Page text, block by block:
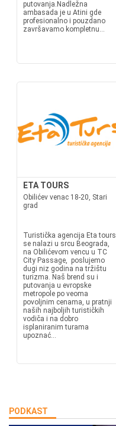
putovanja.Nadležna
ambasada je u Atini gde
profesionalno i pouzdano
završavamo kompletnu...
ETA TOURS
Obilićev venac 18-20, Stari
grad
Turistička agencija Eta tours
se nalazi u srcu Beograda,
na Obilićevom vencu u TC
City Passage, poslujemo
dugi niz godina na tržištu
turizma. Naš brend su i
putovanja u evropske
metropole po veoma
povoljnim cenama, u pratnji
naših najboljih turističkih
vodiča i na dobro
isplaniranim turama
upoznać...
PODKAST